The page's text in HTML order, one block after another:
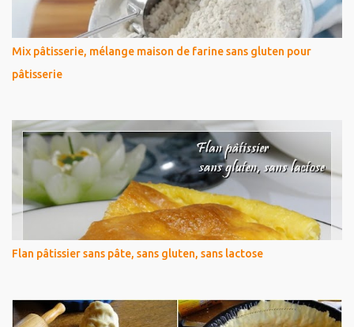
Mix pâtisserie, mélange maison de farine sans gluten pour
pâtisserie
Flan pâtissier sans pâte, sans gluten, sans lactose